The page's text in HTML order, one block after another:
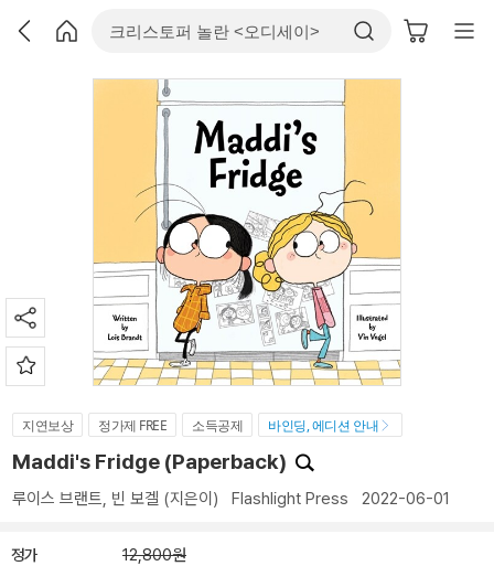
지연보상 정가제 FREE 소득공제 바인딩, 에디션 안내
Maddi's Fridge (Paperback)
루이스 브랜트, 빈 보겔 (지은이) Flashlight Press 2022-06-01
정가 12,800원